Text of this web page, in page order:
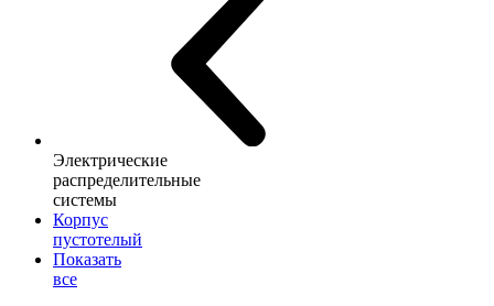
Электрические
распределительные
системы
Корпус
пустотелый
Показать
все